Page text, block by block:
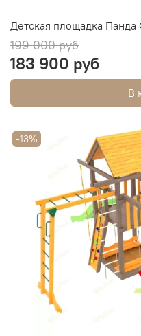
Детская площадка Панда
199 000 руб
183 900 руб
В
-13%